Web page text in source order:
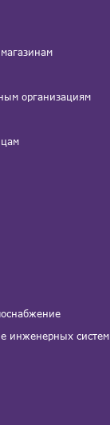
организациям
инженерных систем